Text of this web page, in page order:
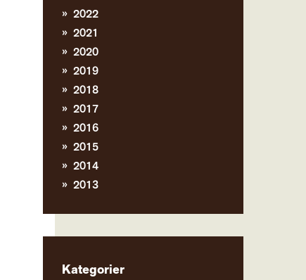
2022
2021
2020
2019
2018
2017
2016
2015
2014
2013
Kategorier